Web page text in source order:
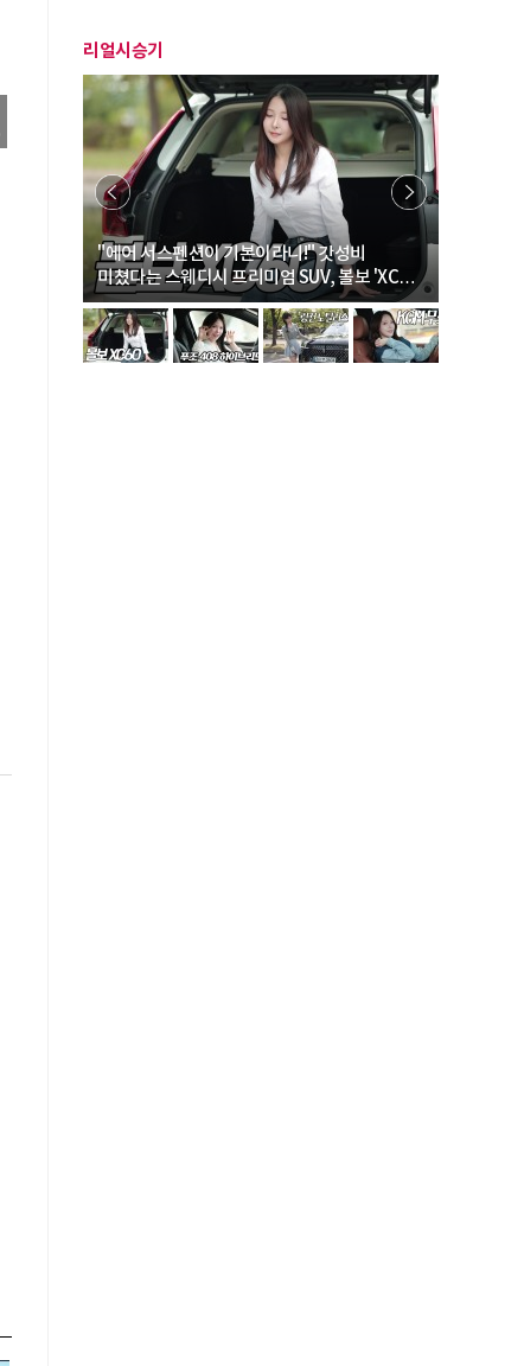
리얼시승기
“여성·
"에어 서스펜션이 기본이라니!" 갓성비
미쳤다는 스웨디시 프리미엄 SUV, 볼보 'XC60
B5 울트라'